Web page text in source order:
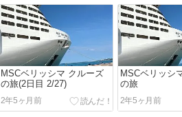
MSCベリッシマ クルーズ
の旅(2日目 2/27)
2年5ヶ月前
MSCベリッシ
の旅
2年5ヶ月前